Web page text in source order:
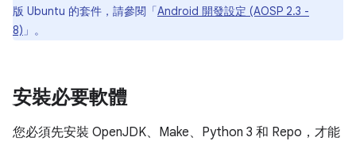
版 Ubuntu 的套件，請參閱「Android 開發設定 (AOSP 2.3 -
8) 」。
安裝必要軟體
您必須先安裝 OpenJDK、Make、Python 3 和 Repo，才能